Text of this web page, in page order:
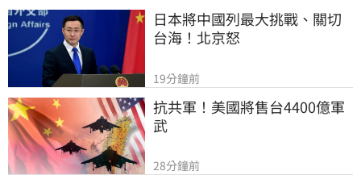
日本將中國列最大挑戰、關切
台海！北京怒
19分鐘前
抗共軍！美國將售台4400億軍
武
28分鐘前